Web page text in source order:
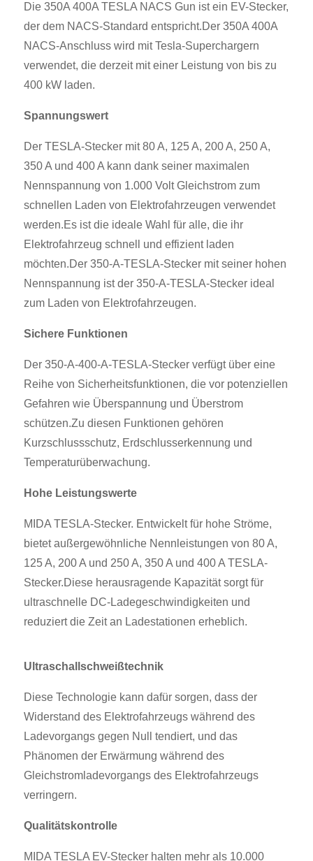
Die 350A 400A TESLA NACS Gun ist ein EV-Stecker,
der dem NACS-Standard entspricht.Der 350A 400A
NACS-Anschluss wird mit Tesla-Superchargern
verwendet, die derzeit mit einer Leistung von bis zu
400 kW laden.
Spannungswert
Der TESLA-Stecker mit 80 A, 125 A, 200 A, 250 A,
350 A und 400 A kann dank seiner maximalen
Nennspannung von 1.000 Volt Gleichstrom zum
schnellen Laden von Elektrofahrzeugen verwendet
werden.Es ist die ideale Wahl für alle, die ihr
Elektrofahrzeug schnell und effizient laden
möchten.Der 350-A-TESLA-Stecker mit seiner hohen
Nennspannung ist der 350-A-TESLA-Stecker ideal
zum Laden von Elektrofahrzeugen.
Sichere Funktionen
Der 350-A-400-A-TESLA-Stecker verfügt über eine
Reihe von Sicherheitsfunktionen, die vor potenziellen
Gefahren wie Überspannung und Überstrom
schützen.Zu diesen Funktionen gehören
Kurzschlussschutz, Erdschlusserkennung und
Temperaturüberwachung.
Hohe Leistungswerte
MIDA TESLA-Stecker. Entwickelt für hohe Ströme,
bietet außergewöhnliche Nennleistungen von 80 A,
125 A, 200 A und 250 A, 350 A und 400 A TESLA-
Stecker.Diese herausragende Kapazität sorgt für
ultraschnelle DC-Ladegeschwindigkeiten und
reduziert die Zeit an Ladestationen erheblich.
Ultraschallschweißtechnik
Diese Technologie kann dafür sorgen, dass der
Widerstand des Elektrofahrzeugs während des
Ladevorgangs gegen Null tendiert, und das
Phänomen der Erwärmung während des
Gleichstromladevorgangs des Elektrofahrzeugs
verringern.
Qualitätskontrolle
MIDA TESLA EV-Stecker halten mehr als 10.000